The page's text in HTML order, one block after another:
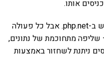
כאמור, יש המון דוגמאות במדריך שיש ב-php.net. אבל כל פעולה
מתחוכמת של נתונים,
ניתנת לשחזור באמצעות